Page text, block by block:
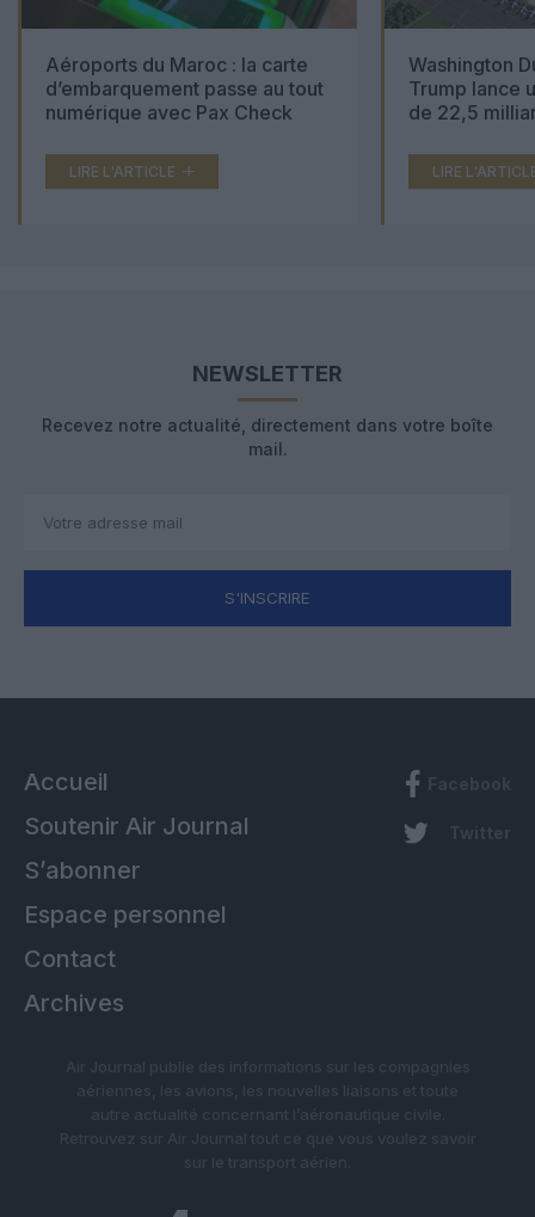
Aéroports du Maroc : la carte
d’embarquement passe au tout
numérique avec Pax Check
LIRE L'ARTICLE
Washington
Trump lance
de 22,5
LIRE
NEWSLETTER
Recevez notre actualité, directement dans votre boîte
mail.
S'INSCRIRE
Accueil
Soutenir Air Journal
S’abonner
Espace personnel
Contact
Archives